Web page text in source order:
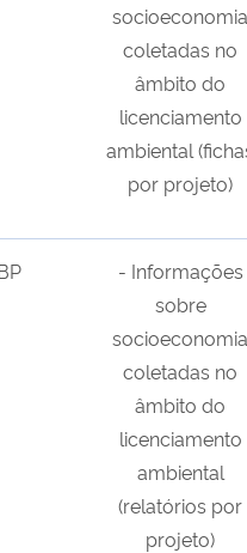
socioeconomia
coletadas no
âmbito do
licenciamento
ambiental
por projeto)
- Informações
sobre
socioeconomia
coletadas no
âmbito do
licenciamento
ambiental
(relatórios por
projeto)